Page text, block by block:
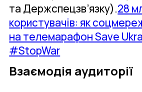
та Держспецзв’язку).28
користувачів: як
на телемарафон Save
#StopWar
Взаємодія аудиторії